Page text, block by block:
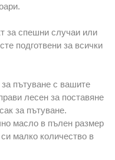
за спешни случаи или
подготвени за всички
пътуване с вашите
лесен за поставяне
за пътуване.
масло в пълен размер
малко количество в